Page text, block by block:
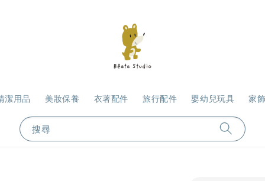
搜尋
潔用品 美妝保養 衣著配件 旅行配件 嬰幼兒玩具 家